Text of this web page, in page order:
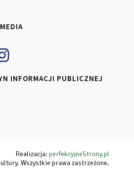
INFORMACJI PUBLICZNEJ
Realizacja: perfekcyjneStrony.pl
Wszystkie prawa zastrzeżone.